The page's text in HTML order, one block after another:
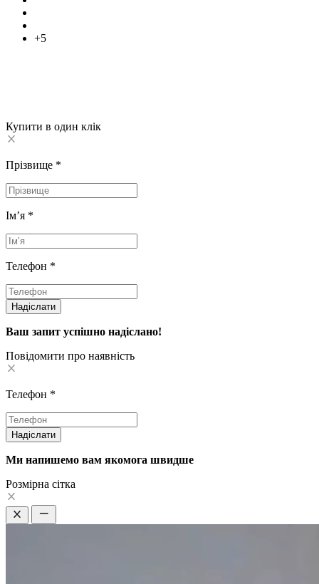
+5
Купити в один клік
Прізвище *
Імʼя *
Телефон *
Надіслати
Ваш запит успішно надіслано!
Повідомити про наявність
Телефон *
Надіслати
Ми напишемо вам якомога швидше
Pозмірна сітка